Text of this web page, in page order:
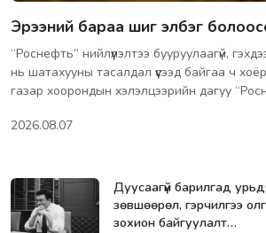
Эрээний бараа шиг элбэг
“Роснефть” нийлүүлэлтээ бууруулаагүй,
нь шатахууны тасалдал үүсээд байгаа ч
газар хоорондын хэлэлцээрийн дагуу
2026.08.07
Дуусаагүй барилгад
зөвшөөрөл, гэрчилгээ
зохион байгуулалт…